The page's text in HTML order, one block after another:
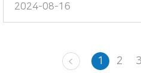
2024-08-16
1 2 3